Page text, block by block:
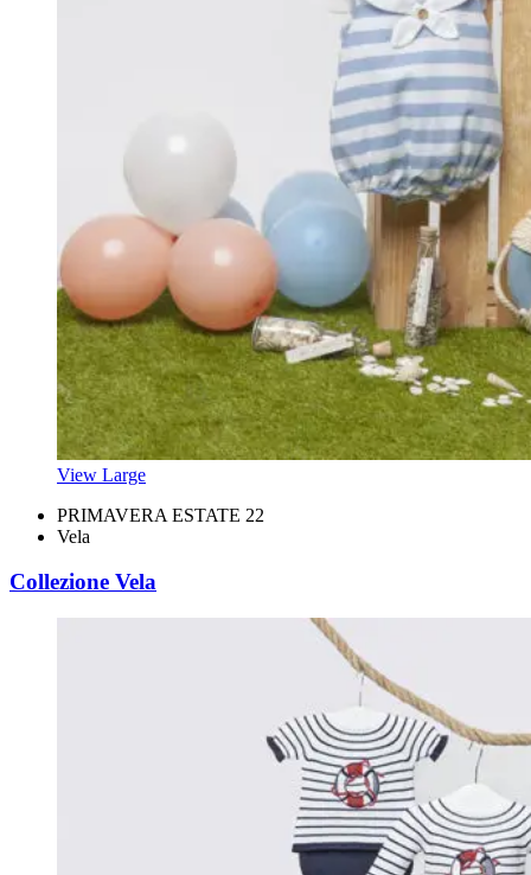
View Large
PRIMAVERA ESTATE 22
Vela
Collezione Vela